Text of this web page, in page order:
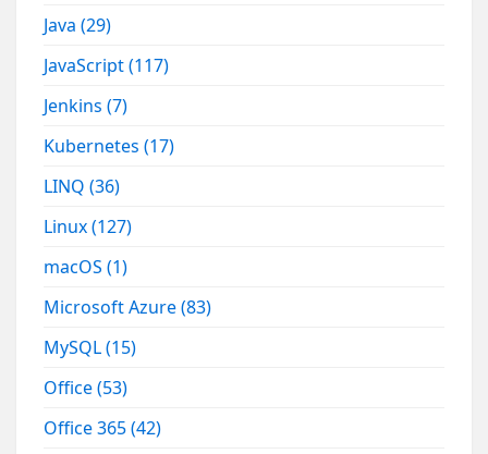
Java(29)
JavaScript(117)
Jenkins(7)
Kubernetes(17)
LINQ(36)
Linux(127)
macOS(1)
Microsoft Azure(83)
MySQL(15)
Office(53)
Office 365(42)